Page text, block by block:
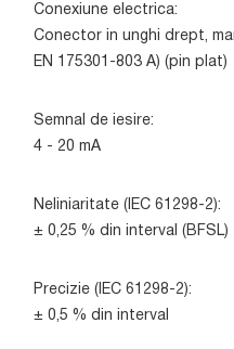
Conexiune electrica:
Conector in unghi drept,
EN 175301-803 A) (pin plat)
Semnal de iesire:
4 - 20 mA
Neliniaritate (IEC 61298-2):
± 0,25 % din interval (BFSL)
Precizie (IEC 61298-2):
± 0,5 % din interval